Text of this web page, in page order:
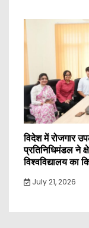
विदेश में रोजगार
प्रतिनिधिमंडल ने
विश्वविद्यालय का
July 21, 2026